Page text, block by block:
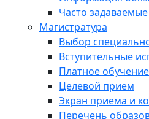
Часто
Магистратура
Выбор
Вступительные
Платное обучение
Целевой прием
Экран приема и
Перечень